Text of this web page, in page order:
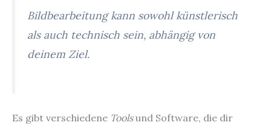
Bildbearbeitung kann sowohl künstlerisch
als auch technisch sein, abhängig von
deinem Ziel.
Es gibt verschiedene Toolsund Software, die dir